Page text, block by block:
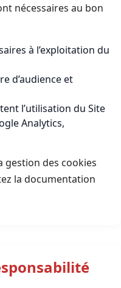
nécessaires au bon
à l’exploitation du
d’audience et
l’utilisation du Site
Analytics,
gestion des cookies
la documentation